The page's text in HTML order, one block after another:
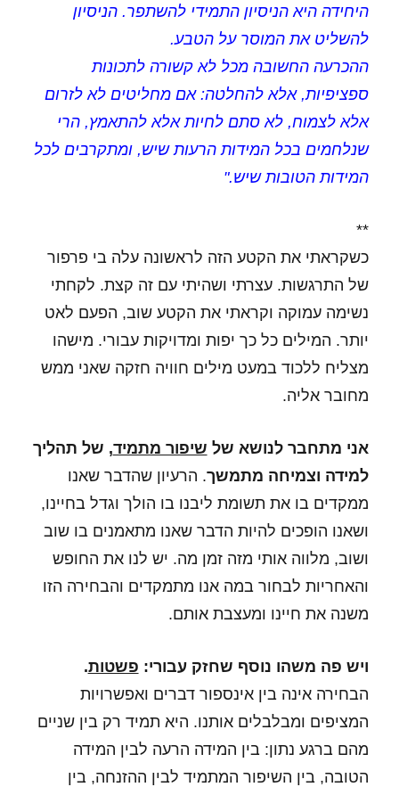
היחידה היא הניסיון התמידי להשתפר. הניסיון
להשליט את המוסר על הטבע.
ההכרעה החשובה מכל לא קשורה לתכונות
ספציפיות, אלא להחלטה: אם מחליטים לא לזרום
אלא לצמוח, לא סתם לחיות אלא להתאמץ, הרי
שנלחמים בכל המידות הרעות שיש, ומתקרבים לכל
המידות הטובות שיש."
**
כשקראתי את הקטע הזה לראשונה עלה בי פרפור
של התרגשות. עצרתי ושהיתי עם זה קצת. לקחתי
נשימה עמוקה וקראתי את הקטע שוב, הפעם לאט
יותר. המילים כל כך יפות ומדויקות עבורי. מישהו
מצליח ללכוד במעט מילים חוויה חזקה שאני ממש
מחובר אליה.
אני מתחבר לנושא של שיפור מתמיד, של תהליך
למידה וצמיחה מתמשך. הרעיון שהדבר שאנו
ממקדים בו את תשומת ליבנו בו הולך וגדל בחיינו,
ושאנו הופכים להיות הדבר שאנו מתאמנים בו שוב
ושוב, מלווה אותי מזה זמן מה. יש לנו את החופש
והאחריות לבחור במה אנו מתמקדים והבחירה הזו
משנה את חיינו ומעצבת אותם.
ויש פה משהו נוסף שחזק עבורי: פשטות.
הבחירה אינה בין אינספור דברים ואפשרויות
המציפים ומבלבלים אותנו. היא תמיד רק בין שניים
מהם ברגע נתון: בין המידה הרעה לבין המידה
הטובה, בין השיפור המתמיד לבין ההזנחה, בין